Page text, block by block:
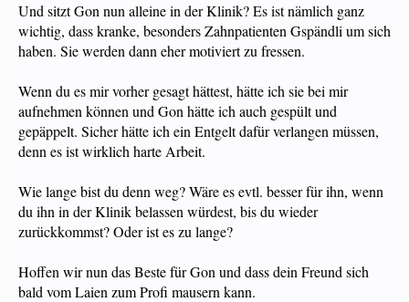
Und sitzt Gon nun alleine in der Klinik? Es ist nämlich ganz
wichtig, dass kranke, besonders Zahnpatienten Gspändli um sich
haben. Sie werden dann eher motiviert zu fressen.
Wenn du es mir vorher gesagt hättest, hätte ich sie bei mir
aufnehmen können und Gon hätte ich auch gespült und
gepäppelt. Sicher hätte ich ein Entgelt dafür verlangen müssen,
denn es ist wirklich harte Arbeit.
Wie lange bist du denn weg? Wäre es evtl. besser für ihn, wenn
du ihn in der Klinik belassen würdest, bis du wieder
zurückkommst? Oder ist es zu lange?
Hoffen wir nun das Beste für Gon und dass dein Freund sich
bald vom Laien zum Profi mausern kann.